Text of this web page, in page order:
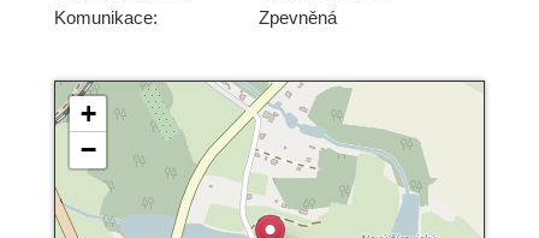
Komunikace:
Zpevněná
+
−